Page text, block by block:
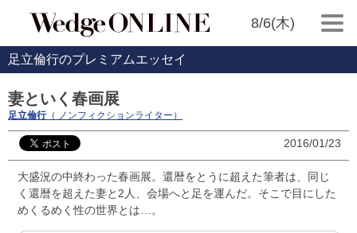
8/6(木)
足立倫行のプレミアムエッセイ
妻といく春画展
足立倫行（ ノンフィクションライター）
2016/01/23
大盛況の中終わった春画展。還暦をとうに超えた筆者は、同じ
く還暦を超えた妻と2人、会場へと足を運んだ。そこで目にした
めくるめく性の世界とは…。